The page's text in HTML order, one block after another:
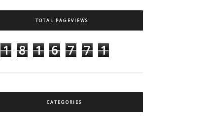
TOTAL PAGEVIEWS
1 8 1 6 7 7 1
CATEGORIES